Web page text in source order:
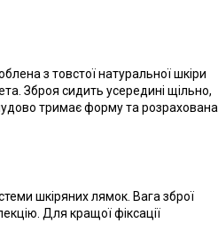
з товстої натуральної шкіри
Зброя сидить усередині щільно,
тримає форму та розрахована
шкіряних лямок. Вага зброї
Для кращої фіксації